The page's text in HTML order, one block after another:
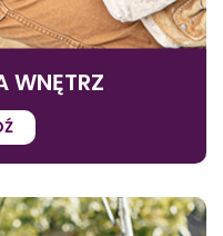
WNĘTRZ